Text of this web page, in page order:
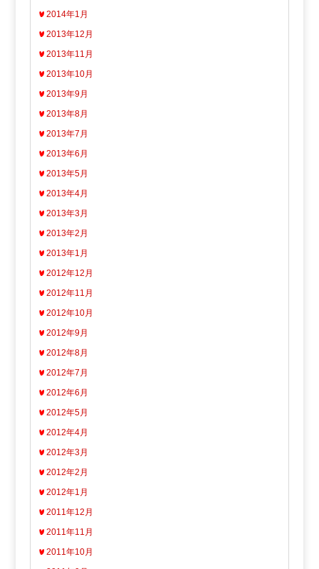
2014年1月
2013年12月
2013年11月
2013年10月
2013年9月
2013年8月
2013年7月
2013年6月
2013年5月
2013年4月
2013年3月
2013年2月
2013年1月
2012年12月
2012年11月
2012年10月
2012年9月
2012年8月
2012年7月
2012年6月
2012年5月
2012年4月
2012年3月
2012年2月
2012年1月
2011年12月
2011年11月
2011年10月